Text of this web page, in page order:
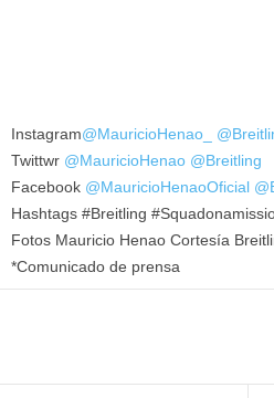
Instagram@MauricioHenao_
Twittwr @MauricioHenao @Breitling
Facebook @MauricioHenaoOficial
Hashtags #Breitling
Fotos Mauricio Henao Cortesía
*Comunicado de prensa